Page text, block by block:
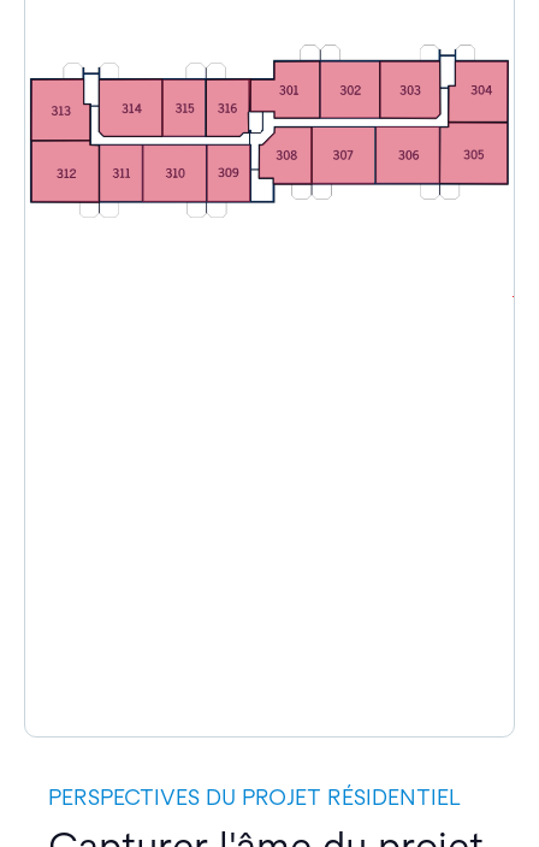
PERSPECTIVES DU PROJET RÉSIDENTIEL